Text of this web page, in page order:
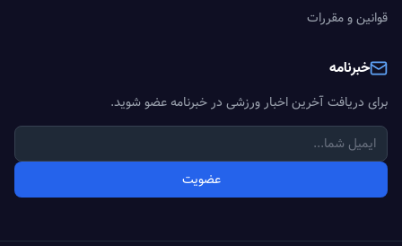
قوانین و مقررات
خبرنامه
برای دریافت آخرین اخبار ورزشی در خبرنامه عضو شوید.
عضویت